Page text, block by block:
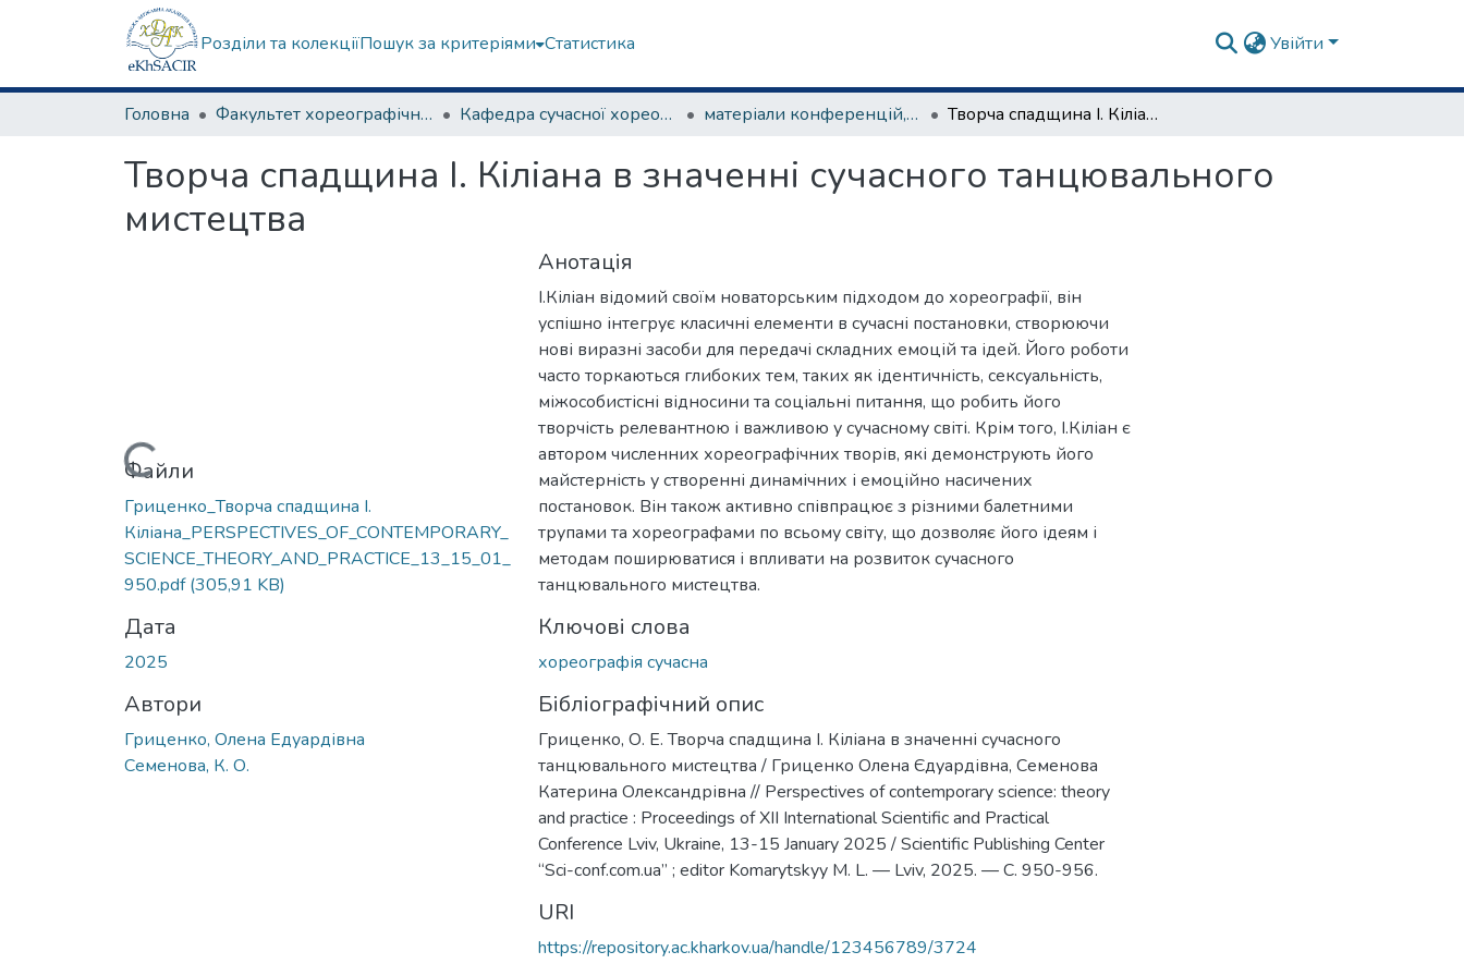
Розділи та колекціїПошук за критеріями Статистика Увійти
Головна Факультет хореографічного мистецтва Кафедра сучасної хореографії та спортивно-оздоровчих технологій матеріали конференцій, семінарів, круглих столів та ін. Творча спадщина І. Кіліана в значенні сучасного танцювального мистецтва
Творча спадщина І. Кіліана в значенні сучасного танцювального
мистецтва
Вантажиться...
Файли
Гриценко_Творча спадщина І.
Кіліана_PERSPECTIVES_OF_CONTEMPORARY_
SCIENCE_THEORY_AND_PRACTICE_13_15_01_
950.pdf(305,91 KB)
Дата
2025
Автори
Гриценко, Олена Едуардівна
Семенова, К. О.
Анотація
І.Кіліан відомий своїм новаторським підходом до хореографії, він
успішно інтегрує класичні елементи в сучасні постановки, створюючи
нові виразні засоби для передачі складних емоцій та ідей. Його роботи
часто торкаються глибоких тем, таких як ідентичність, сексуальність,
міжособистісні відносини та соціальні питання, що робить його
творчість релевантною і важливою у сучасному світі. Крім того, І.Кіліан є
автором численних хореографічних творів, які демонструють його
майстерність у створенні динамічних і емоційно насичених
постановок. Він також активно співпрацює з різними балетними
трупами та хореографами по всьому світу, що дозволяє його ідеям і
методам поширюватися і впливати на розвиток сучасного
танцювального мистецтва.
Ключові слова
хореографія сучасна
Бібліографічний опис
Гриценко, О. Е. Творча спадщина І. Кіліана в значенні сучасного
танцювального мистецтва / Гриценко Олена Єдуардівна, Семенова
Катерина Олександрівна // Perspectives of contemporary science: theory
and practice : Proceedings of XII International Scientific and Practical
Conference Lviv, Ukraine, 13-15 January 2025 / Scientific Publishing Center
“Sci-conf.com.ua” ; editor Komarytskyy M. L. — Lviv, 2025. — С. 950-956.
URI
https://repository.ac.kharkov.ua/handle/123456789/3724